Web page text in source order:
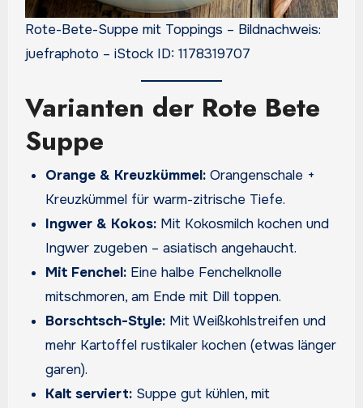
Rote-Bete-Suppe mit Toppings – Bildnachweis:
juefraphoto – iStock ID: 1178319707
Varianten der Rote Bete
Suppe
Orange & Kreuzkümmel: Orangenschale +
Kreuzkümmel für warm-zitrische Tiefe.
Ingwer & Kokos: Mit Kokosmilch kochen und
Ingwer zugeben – asiatisch angehaucht.
Mit Fenchel: Eine halbe Fenchelknolle
mitschmoren, am Ende mit Dill toppen.
Borschtsch-Style: Mit Weißkohlstreifen und
mehr Kartoffel rustikaler kochen (etwas länger
garen).
Kalt serviert: Suppe gut kühlen, mit